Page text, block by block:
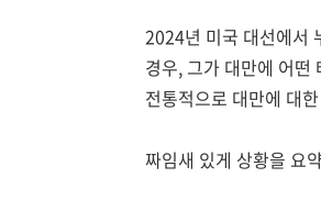
2024년 미국 대선에서
경우, 그가 대만에 어떤
전통적으로 대만에 대
짜임새 있게 상황을 요